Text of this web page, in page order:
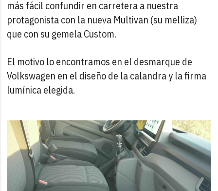
más fácil confundir en carretera a nuestra
protagonista con la nueva Multivan (su melliza)
que con su gemela Custom.
El motivo lo encontramos en el desmarque de
Volkswagen en el diseño de la calandra y la firma
lumínica elegida.